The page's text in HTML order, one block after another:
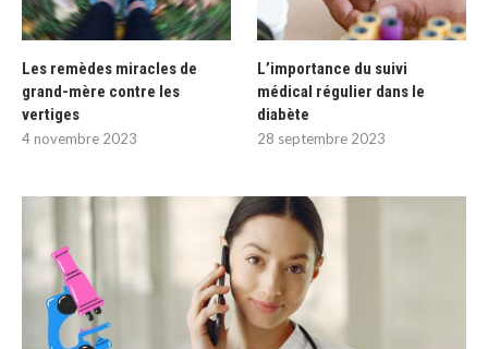
Les remèdes miracles de
grand-mère contre les
vertiges
4 novembre 2023
L’importance du suivi
médical régulier dans le
diabète
28 septembre 2023